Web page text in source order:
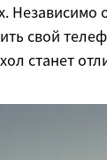
свой
станет